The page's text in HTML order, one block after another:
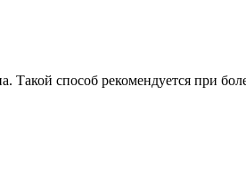
Такой способ рекомендуется при